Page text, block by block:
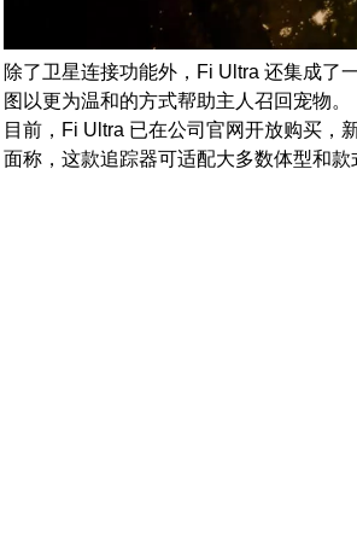
除了卫星连接功能外，Fi Ultra 还集成了
图以更为温和的方式帮助主人召回宠物。
目前，Fi Ultra 已在公司官网开放购买，
面称，这款追踪器可适配大多数体型和